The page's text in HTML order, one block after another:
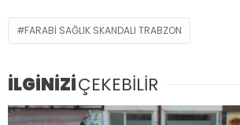
FARABİ SAĞLIK SKANDALI TRABZON
İLGİNİZİÇEKEBİLİR